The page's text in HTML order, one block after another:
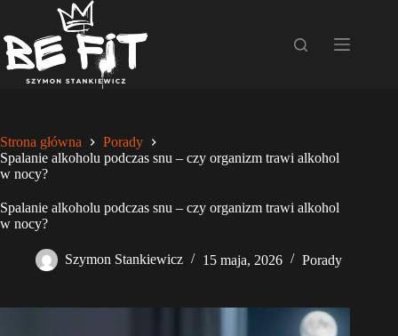
treści
Strona główna
Porady
Spalanie alkoholu podczas snu – czy organizm trawi alkohol
w nocy?
Spalanie alkoholu podczas snu – czy organizm trawi alkohol
w nocy?
Szymon Stankiewicz 15 maja, 2026 Porady